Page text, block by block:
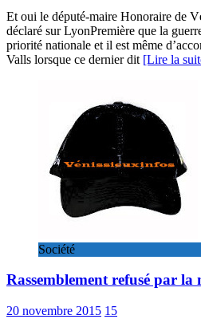
Et oui le député-maire Honoraire de
déclaré sur LyonPremière que la
priorité nationale et il est même
Valls lorsque ce dernier dit [Lire la
Société
Rassemblement refusé par
20 novembre 2015 15